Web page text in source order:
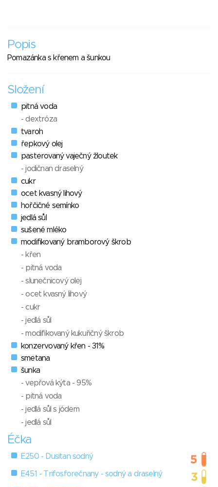
Popis
Pomazánka s křenem a šunkou
Složení
pitná voda
- dextróza
tvaroh
řepkový olej
pasterovaný vaječný žloutek
- jodičnan draselný
cukr
ocet kvasný lihový
hořčičné semínko
jedlá sůl
sušené mléko
modifikovaný bramborový škrob
- křen
- pitná voda
- slunečnicový olej
- ocet kvasný lihový
- cukr
- jedlá sůl
- modifikovaný kukuřičný škrob
konzervovaný křen - 31%
smetana
šunka
- vepřová kýta - 95%
- pitná voda
- jedlá sůl s jódem
- jedlá sůl
Éčka
E250 - Dusitan sodný
E451 - Trifosforečnany - sodný a draselný